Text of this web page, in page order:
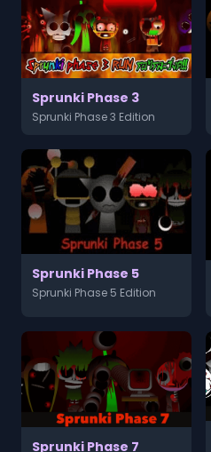
Sprunki Phase 3
Sprunki Phase 3 Edition
Sprunki Phase 5
Sprunki Phase 5 Edition
Sprunki Phase 7